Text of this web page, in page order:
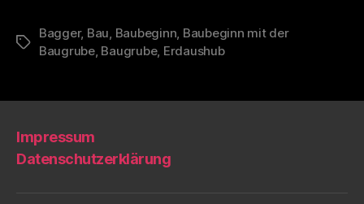
Schlagwörter
Bagger, Bau Baubeginn Baubeginn mit der
Baugrube, Baugrube, Erdaushub
Impressum
Datenschutzerklärung